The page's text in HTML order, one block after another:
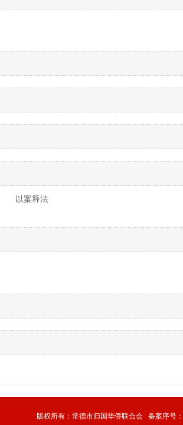
以案释法
版权所有：常德市归国华侨联合会 备案序号：